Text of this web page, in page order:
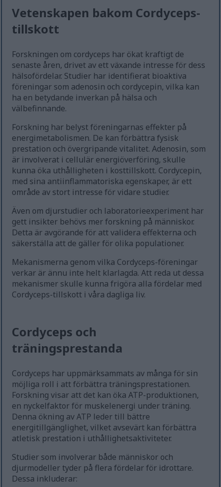
Vetenskapen bakom Cordyceps-
tillskott
Forskningen om cordyceps har ökat kraftigt de
senaste åren, drivet av ett växande intresse för dess
hälsofördelar. Studier har identifierat bioaktiva
föreningar som adenosin och cordycepin, vilka kan
ha en betydande inverkan på hälsa och
välbefinnande.
Forskning har belyst föreningarnas effekter på
energimetabolismen. De kan förbättra fysisk
prestation och övergripande vitalitet. Adenosin, som
är involverat i cellulär energiöverföring, skulle
kunna öka uthålligheten i kosttillskott. Cordycepin,
med sina antiinflammatoriska egenskaper, är ett
område av stort intresse för vidare studier.
Även om djurstudier och laboratorieexperiment har
gett insikter behövs mer forskning på människor.
Detta är avgörande för att validera effekterna och
säkerställa att de gäller för olika populationer.
Mekanismerna genom vilka Cordyceps-föreningar
verkar är ännu inte helt klarlagda. Att reda ut dessa
mekanismer skulle kunna frigöra alla fördelar med
Cordyceps-tillskott i våra dagliga liv.
Cordyceps och
träningsprestanda
Cordyceps har uppmärksammats av många för sin
möjliga roll i att förbättra träningsprestationen.
Forskning visar att det kan öka ATP-produktionen,
en nyckelfaktor för muskelenergi under träning.
Denna ökning av ATP leder till bättre
energitillgänglighet, vilket avsevärt kan förbättra
atletisk prestation i uthållighetsaktiviteter.
Studier som involverar både människor och
djurmodeller tyder på flera fördelar för idrottare.
Dessa inkluderar: